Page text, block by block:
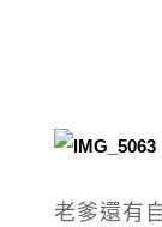
老爹還有